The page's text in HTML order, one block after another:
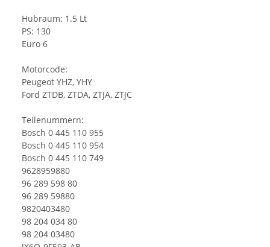
Hubraum: 1.5 Lt
PS: 130
Euro 6
Motorcode:
Peugeot YHZ, YHY
Ford ZTDB, ZTDA, ZTJA, ZTJC
Teilenummern:
Bosch 0 445 110 955
Bosch 0 445 110 954
Bosch 0 445 110 749
9628959880
96 289 598 80
96 289 59880
9820403480
98 204 034 80
98 204 03480